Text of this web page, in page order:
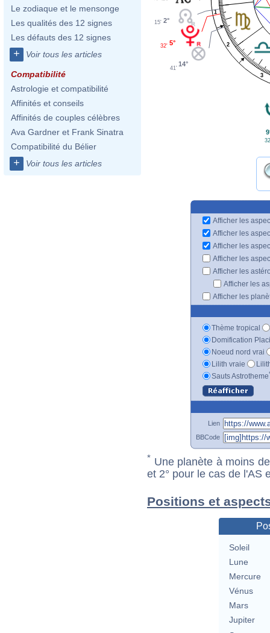
Le zodiaque et le mensonge
Les qualités des 12 signes
Les défauts des 12 signes
+ Voir tous les articles
Compatibilité
Astrologie et compatibilité
Affinités et conseils
Affinités de couples célèbres
Ava Gardner et Frank Sinatra
Compatibilité du Bélier
+ Voir tous les articles
1
2
3
2°
15'
5°
32'
14°
41'
Afficher les
Afficher les
Afficher les
Afficher les
Afficher les
Afficher les
Afficher les
Thème tropical
Domification
Noeud nord vrai
Lilith vraie
Sauts Astrotheme
Lien
BBCode
* Une planète à moins
et 2° pour le cas de l'AS
Positions et
Soleil
Lune
Mercure
Vénus
Mars
Jupiter